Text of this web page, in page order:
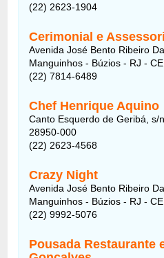
(22) 2623-1904
Cerimonial e
Avenida José Bento Ribeiro
Manguinhos - Búzios - RJ -
(22) 7814-6489
Chef Henrique Aquino
Canto Esquerdo de Geribá, s/
28950-000
(22) 2623-4568
Crazy Night
Avenida José Bento Ribeiro
Manguinhos - Búzios - RJ -
(22) 9992-5076
Pousada Restaurante